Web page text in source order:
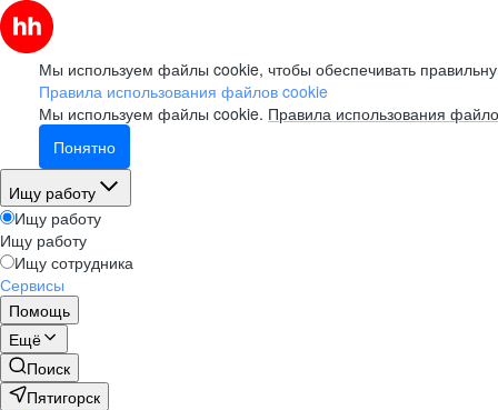
Мы используем файлы cookie, чтобы обеспечивать
Правила использования файлов cookie
Мы используем файлы cookie. Правила использования
Понятно
Ищу работу
Ищу работу
Ищу работу
Ищу сотрудника
Сервисы
Помощь
Ещё
Поиск
Пятигорск